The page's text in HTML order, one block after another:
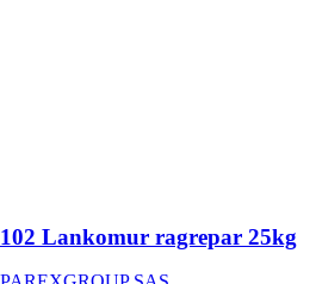
102 Lankomur ragrepar 25kg